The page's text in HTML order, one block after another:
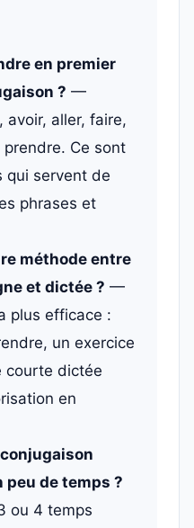
en premier
? —
avoir, aller, faire,
Ce sont
qui servent de
phrases et
méthode entre
et dictée ? —
plus efficace :
un exercice
courte dictée
en
peu de temps ?
ou 4 temps